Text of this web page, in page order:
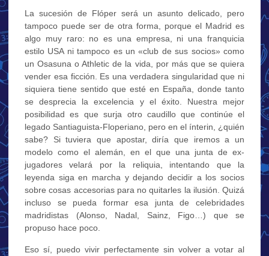
La sucesión de Flóper será un asunto delicado, pero
tampoco puede ser de otra forma, porque el Madrid es
algo muy raro: no es una empresa, ni una franquicia
estilo USA ni tampoco es un «club de sus socios» como
un Osasuna o Athletic de la vida, por más que se quiera
vender esa ficción. Es una verdadera singularidad que ni
siquiera tiene sentido que esté en España, donde tanto
se desprecia la excelencia y el éxito. Nuestra mejor
posibilidad es que surja otro caudillo que continúe el
legado Santiaguista-Floperiano, pero en el ínterin, ¿quién
sabe? Si tuviera que apostar, diría que iremos a un
modelo como el alemán, en el que una junta de ex-
jugadores velará por la reliquia, intentando que la
leyenda siga en marcha y dejando decidir a los socios
sobre cosas accesorias para no quitarles la ilusión. Quizá
incluso se pueda formar esa junta de celebridades
madridistas (Alonso, Nadal, Sainz, Figo…) que se
propuso hace poco.
Eso sí, puedo vivir perfectamente sin volver a votar al